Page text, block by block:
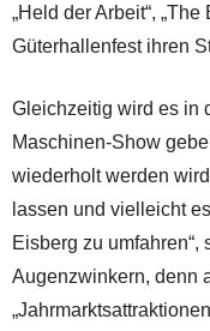
„Held der Arbeit“,
Güterhallenfest ihren
Gleichzeitig wird es in
Maschinen-Show
wiederholt werden
lassen und vielleicht
Eisberg zu
Augenzwinkern, denn